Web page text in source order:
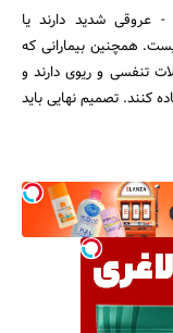
- عروقی شدید دارند یا
همچنین بیمارانی که
تنفسی و ریوی دارند و
کنند. تصمیم نهایی باید